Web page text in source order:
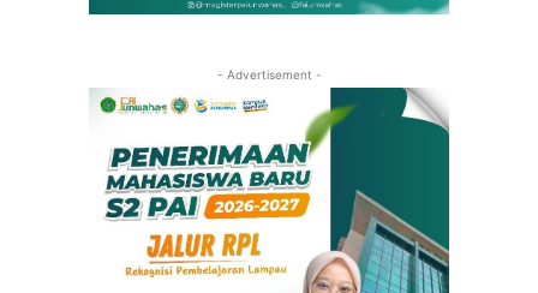
- Advertisement -